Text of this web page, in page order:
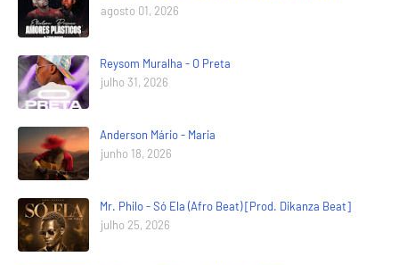
agosto 01, 2026
Reysom Muralha - O Preta
julho 31, 2026
Anderson Mário - Maria
junho 18, 2026
Mr. Philo - Só Ela (Afro Beat) [Prod. Dikanza Beat]
julho 25, 2026